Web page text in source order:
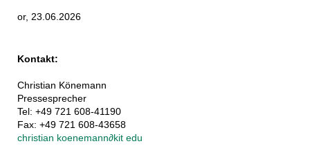
or, 23.06.2026
Kontakt:
Christian Könemann
Pressesprecher
Tel: +49 721 608-41190
Fax: +49 721 608-43658
christian koenemann∂kit edu